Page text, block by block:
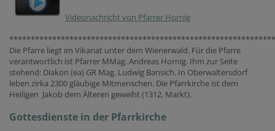
Videonachricht von Pfarrer Hornig
Die Pfarre liegt im Vikariat unter dem Wienerwald. Für die Pfarre
verantwortlich ist Pfarrer MMag. Andreas Hornig. Ihm zur Seite
stehend: Diakon (ea) GR Mag. Ludwig Bansich. In Oberwaltersdorf
leben zirka 2300 gläubige Mitmenschen. Die Pfarrkirche ist dem
Heiligen Jakob dem Älteren geweiht (1312, Markt).
Gottesdienste in der Pfarrkirche